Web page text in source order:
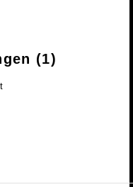
(1)